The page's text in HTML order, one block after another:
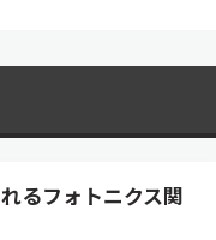
るフォトニクス関